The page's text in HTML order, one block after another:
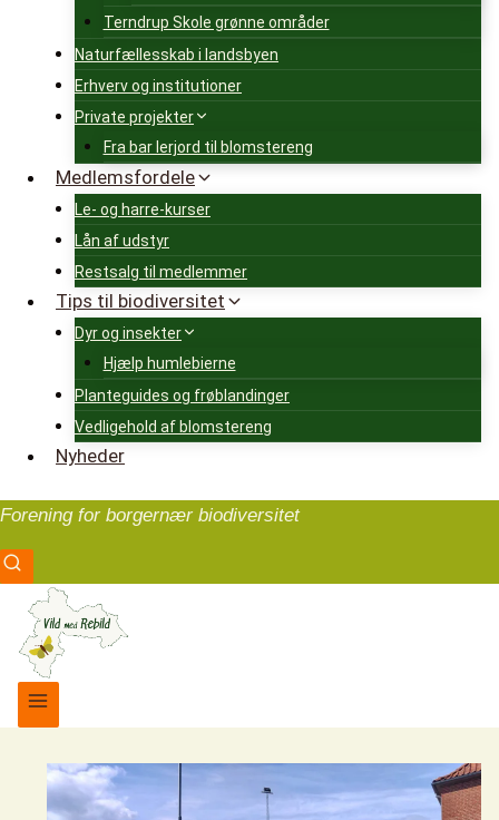
Terndrup Skole grønne områder
Naturfællesskab i landsbyen
Erhverv og institutioner
Private projekter
Fra bar lerjord til blomstereng
Medlemsfordele
Le- og harre-kurser
Lån af udstyr
Restsalg til medlemmer
Tips til biodiversitet
Dyr og insekter
Hjælp humlebierne
Planteguides og frøblandinger
Vedligehold af blomstereng
Nyheder
Forening for borgernær biodiversitet